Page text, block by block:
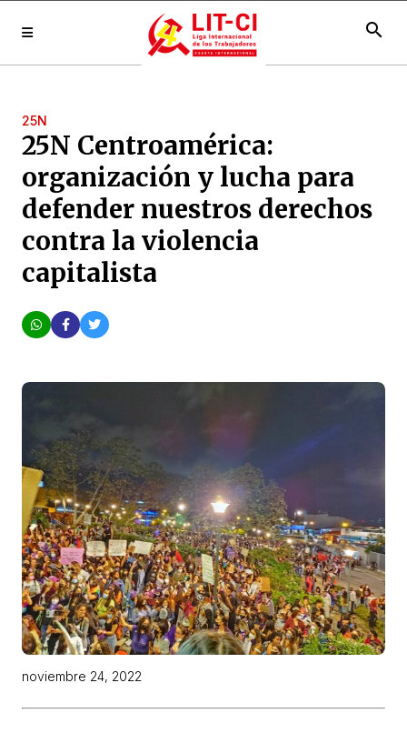
search
25N
25N Centroamérica:
organización y lucha para
defender nuestros derechos
contra la violencia
capitalista
noviembre 24, 2022